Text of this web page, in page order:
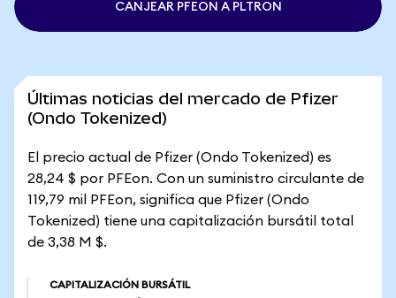
CANJEAR PFEON A PLTRON
Últimas noticias del mercado de Pfizer
(Ondo Tokenized)
El precio actual de Pfizer (Ondo Tokenized) es
28,24 $ por PFEon. Con un suministro circulante de
119,79 mil PFEon, significa que Pfizer (Ondo
Tokenized) tiene una capitalización bursátil total
de 3,38 M $.
CAPITALIZACIÓN BURSÁTIL